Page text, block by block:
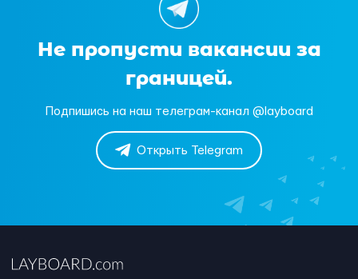
Не пропусти вакансии за
границей.
Подпишись на наш телеграм-канал @layboard
Открыть Telegram